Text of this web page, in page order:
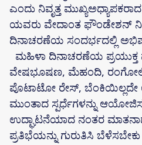
ಎಂದು ನಿವೃತ್ತ
ಯವರು ವೇದಾಂತ ಫೌಂಡೇಶನ್
ದಿನಾಚರಣೆಯ ಸಂದರ್ಭದಲ್ಲಿ
ಮಹಿಳಾ ದಿನಾಚರಣೆಯ
ವೇಷಭೂಷಣ, ಮೆಹಂದಿ,
ಪೊಟಾಟೋ ರೇಸ್, ಬೆಂಕಿಯಿಲ್ಲದೇ
ಮುಂತಾದ ಸ್ಪರ್ಧೆಗಳನ್ನು
ಉದ್ಘಾಟನೆಯಾದ ನಂತರ
ಪ್ರತಿಭೆಯನ್ನು ಗುರುತಿಸಿ